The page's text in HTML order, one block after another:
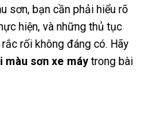
sơn, bạn cần phải hiểu rõ
hiện, và những thủ tục
rối không đáng có. Hãy
màu sơn xe máy trong bài